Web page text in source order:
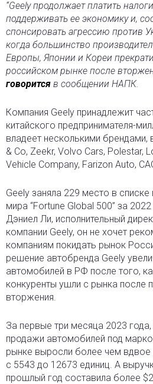
“Geely продолжает платить
поддерживать ее экономику и,
спонсировать агрессию против
когда большинство
Европы, Японии и Кореи
российском рынке после
говорится в сообщении НАПК.
Компания Geely принадлежит
китайского предпринимателя-
владеет несколькими брендами,
& Co, Zeekr, Volvo Cars, Polestar,
Vehicle Company, Farizon Auto,
Geely заняла 229 место в
мира “Fortune Global 500” за
Дэниел Ли, исполнительный
компании Geely, он не хочет
компаниям покидать рынок
решение автобренда Geely
автомобилей в РФ после того,
конкуренты ушли с рынка после
вторжения.
За первые три месяца 2023
продажи автомобилей под
рынке выросли более чем
с 5543 до 12673 единиц. А
прошлый год составила более